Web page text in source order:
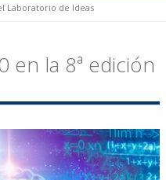
Laboratorio de Ideas
en la 8ª edición